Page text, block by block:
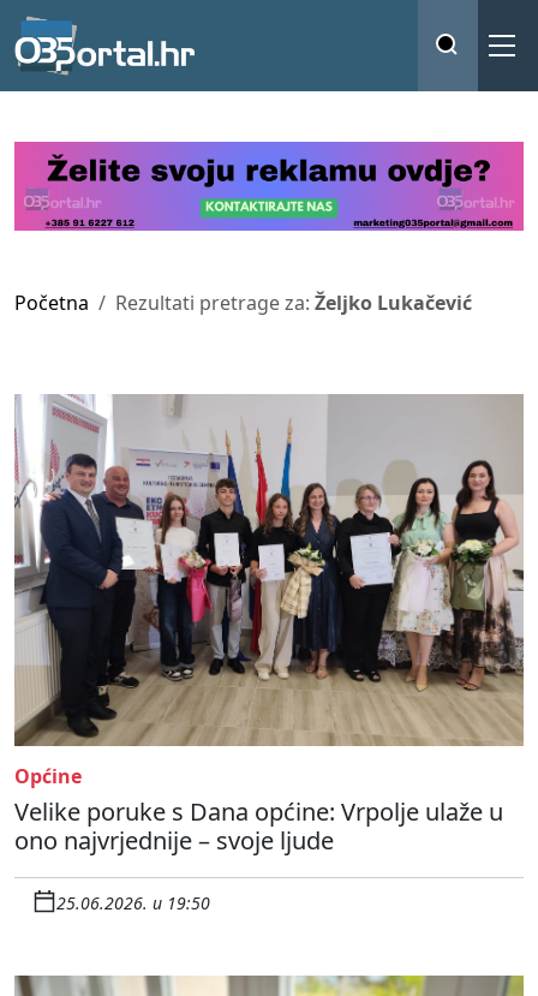
Početna Rezultati pretrage za: Željko Lukačević
Općine
Velike poruke s Dana općine: Vrpolje ulaže u
ono najvrjednije – svoje ljude
25.06.2026. u 19:50